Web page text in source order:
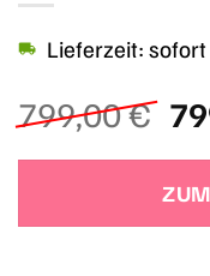
799,00€
Lieferzeit: